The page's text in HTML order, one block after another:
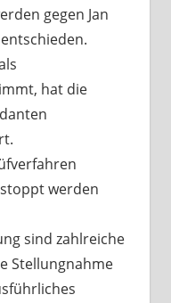
gegen Jan
hat die
werden
sind zahlreiche
Stellungnahme